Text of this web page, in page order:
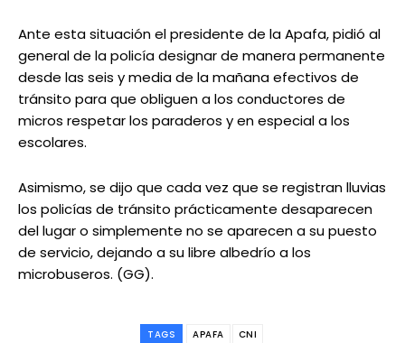
Ante esta situación el presidente de la Apafa, pidió al
general de la policía designar de manera permanente
desde las seis y media de la mañana efectivos de
tránsito para que obliguen a los conductores de
micros respetar los paraderos y en especial a los
escolares.
Asimismo, se dijo que cada vez que se registran lluvias
los policías de tránsito prácticamente desaparecen
del lugar o simplemente no se aparecen a su puesto
de servicio, dejando a su libre albedrío a los
microbuseros. (GG).
TAGS APAFA CNI